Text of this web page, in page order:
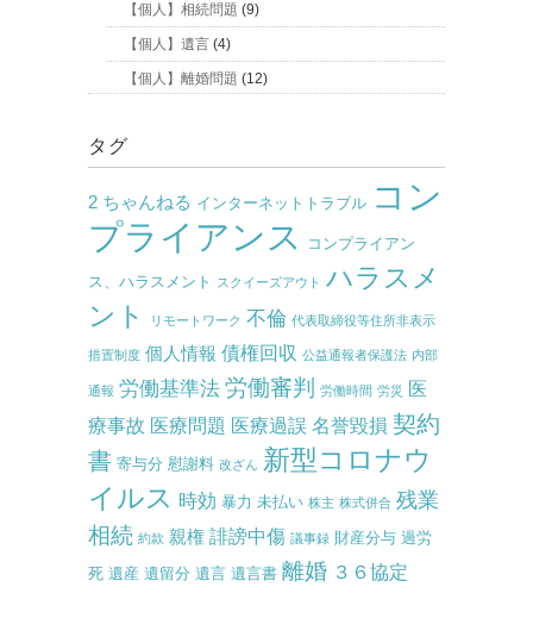
【個人】相続問題 (9)
【個人】遺言 (4)
【個人】離婚問題 (12)
タグ
2 ちゃんねる インターネットトラブル コン
プライアンス
コンプライアン
ス、ハラスメント スクイーズアウト ハラスメ
ント
リモートワーク 不倫 代表取締役等住所非表示
措置制度 個人情報 債権回収 公益通報者保護法 内部
通報 労働基準法 労働審判 労働時間 労災
医
療事故 医療問題 医療過誤 名誉毀損 契約
書 寄与分 慰謝料 改ざん 新型コロナウ
イルス 時効 暴力 未払い 株主 株式併合 残業
相続 約款 親権 誹謗中傷 議事録 財産分与 過労
死 遺産 遺留分 遺言 遺言書 離婚 ３６協定